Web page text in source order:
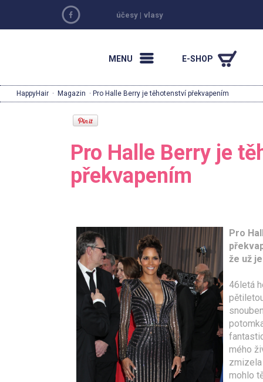
účesy | vlasy
MENU E-SHOP
HappyHair · Magazin · Pro Halle Berry je těhotenství překvapením
Pro Halle Berry je
překvapením
Pro
že už
46letá
mého
mohlo